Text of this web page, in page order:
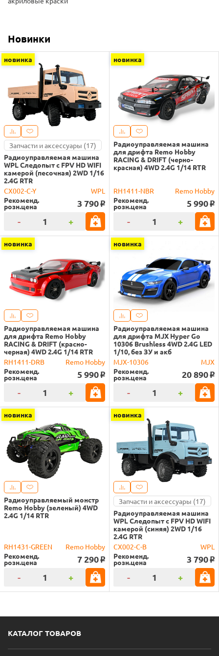
Новинки
новинка
Запчасти и аксессуары (17)
Радиоуправляемая машина
WPL Следопыт с FPV HD WIFI
камерой (песочная) 2WD 1/16
2.4G RTR
CX002-C-Y
WPL
Рекоменд.
розн.цена 3 790 o
- +
новинка
Радиоуправляемая машина
для дрифта Remo Hobby
RACING & DRIFT (черно-
красная) 4WD 2.4G 1/14 RTR
RH1411-NBR
Remo Hobby
Рекоменд.
розн.цена 5 990 o
- +
новинка
Радиоуправляемая машина
для дрифта Remo Hobby
RACING & DRIFT (красно-
черная) 4WD 2.4G 1/14 RTR
RH1411-DRB
Remo Hobby
Рекоменд.
розн.цена 5 990 o
- +
новинка
Радиоуправляемая машина
для дрифта MJX Hyper Go
10306 Brushless 4WD 2.4G LED
1/10, без ЗУ и акб
MJX-10306
MJX
Рекоменд.
розн.цена 20 890 o
- +
новинка
Радиоуправляемый монстр
Remo Hobby (зеленый) 4WD
2.4G 1/14 RTR
RH1431-GREEN
Remo Hobby
Рекоменд.
розн.цена 7 290 o
- +
новинка
Запчасти и аксессуары (17)
Радиоуправляемая машина
WPL Следопыт с FPV HD WIFI
камерой (синяя) 2WD 1/16
2.4G RTR
CX002-C-B
WPL
Рекоменд.
розн.цена 3 790 o
- +
КАТАЛОГ ТОВАРОВ